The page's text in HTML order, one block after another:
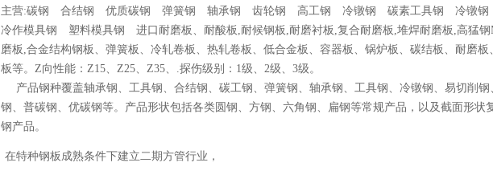
主营:碳钢 合结钢 优质碳钢 弹簧钢 轴承钢 齿轮钢 高工钢 冷镦钢 碳素工具钢 冷镦钢
冷作模具钢 塑料模具钢 进口耐磨板、耐酸板,耐候钢板,耐磨衬板,复合耐磨板,堆焊耐磨板,高猛钢
磨板,合金结构钢板、弹簧板、冷轧卷板、热轧卷板、低合金板、容器板、锅炉板、碳结板、耐磨板
板等。Z向性能：Z15、Z25、Z35、.探伤级别：1级、2级、3级。
产品钢种覆盖轴承钢、工具钢、合结钢、碳工钢、弹簧钢、轴承钢、工具钢、冷镦钢、易切削钢
钢、普碳钢、优碳钢等。产品形状包括各类圆钢、方钢、六角钢、扁钢等常规产品，以及截面形状
钢产品。
在特种钢板成熟条件下建立二期方管行业，